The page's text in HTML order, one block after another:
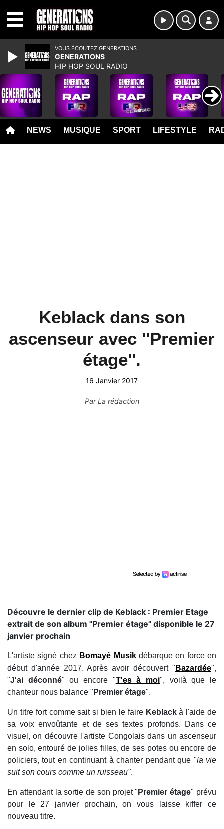
NEWS MUSIQUE SPORT LIFESTYLE
Keblack dans son
ascenseur avec ''Premier
étage''.
16 Janvier 2017
ParLa rédaction
Découvre le dernier clip de Keblack : Premier Etage
extrait de son album "Premier étage" disponible le 27
janvier prochain
L'artiste signé chez Bomayé Musik débarque en force en
début d'année 2017. Après avoir découvert " Bazardée",
"J'ai déconné" ou encore "T'es à moi", voilà que le
chanteur nous balance " Premier étage".
Un titre fort comme sait si bien le faire Keblackà l'aide de
sa voix envoûtante et de ses textes profonds. Dans ce
visuel, on découvre l'artiste Congolais dans un ascenseur
en solo, entouré de jolies filles, de ses potes ou encore de
policiers, tout en continuant à chanter pendant que "la vie
suit son cours comme un ruisseau".
En attendant la sortie de son projet " Premier étage" prévu
pour le 27 janvier prochain, on vous laisse kiffer ce
nouveau titre.
VOUS ÉCOUTEZ GENERATIONS
GENERATIONS
HIP HOP SOUL RADIO